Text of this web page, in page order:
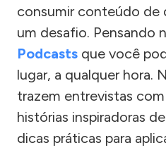
consumir conteúdo de
um desafio. Pensando
Podcasts que você
lugar, a qualquer hora.
trazem entrevistas
histórias inspiradoras
dicas práticas para